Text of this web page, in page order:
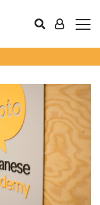
知らせ】
ンターン